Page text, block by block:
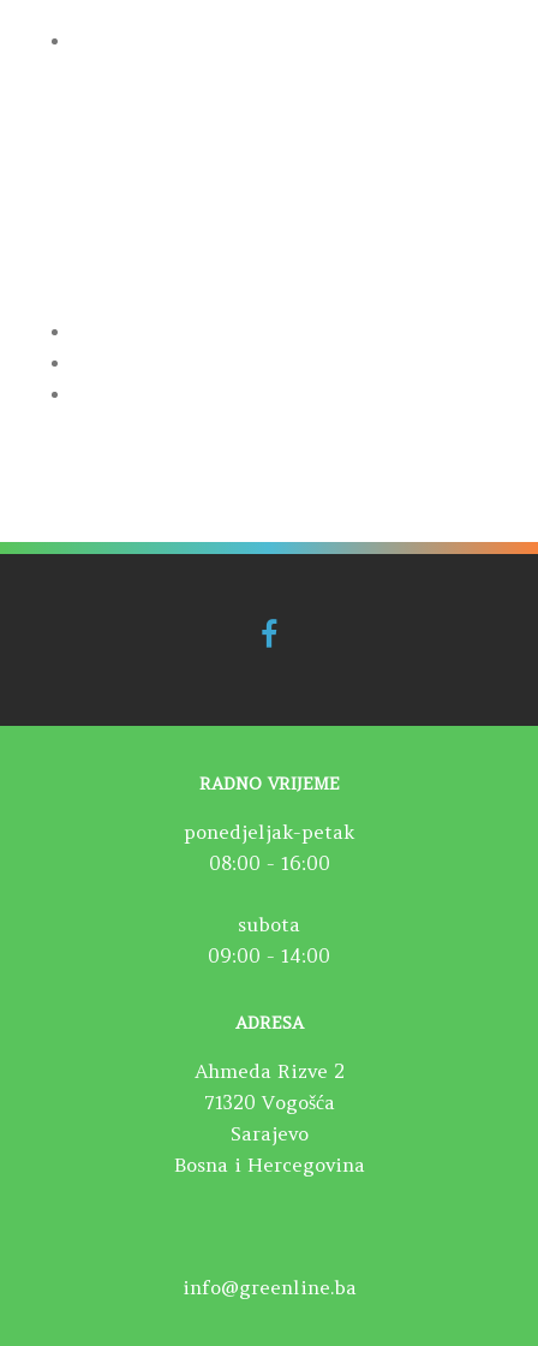
RADNO VRIJEME
ponedjeljak-petak
08:00 - 16:00
subota
09:00 - 14:00
ADRESA
Ahmeda Rizve 2
71320 Vogošća
Sarajevo
Bosna i Hercegovina
info@greenline.ba